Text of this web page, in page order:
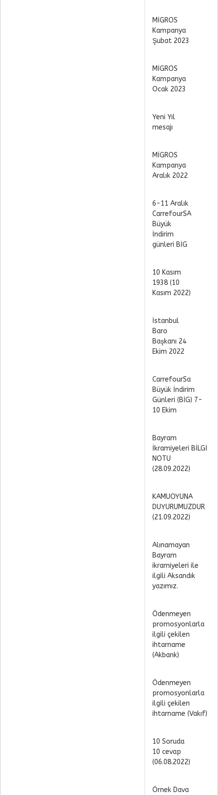
MİGROS
Kampanya
Şubat 2023
MİGROS
Kampanya
Ocak 2023
Yeni Yıl
mesajı
MİGROS
Kampanya
Aralık 2022
6-11 Aralık
CarrefourSA
Büyük
İndirim
günleri BİG
10 Kasım
1938 (10
Kasım 2022)
İstanbul
Baro
Başkanı 24
Ekim 2022
CarrefourSa
Büyük İndirim
Günleri (BİG) 7-
10 Ekim
Bayram
İkramiyeleri BİLGİ
NOTU
(28.09.2022)
KAMUOYUNA
DUYURUMUZDUR
(21.09.2022)
Alınamayan
Bayram
ikramiyeleri ile
ilgili Aksandık
yazımız.
Ödenmeyen
promosyonlarla
ilgili çekilen
ihtarname
(Akbank)
Ödenmeyen
promosyonlarla
ilgili çekilen
ihtarname (Vakıf)
10 Soruda
10 cevap
(06.08.2022)
Örnek Dava